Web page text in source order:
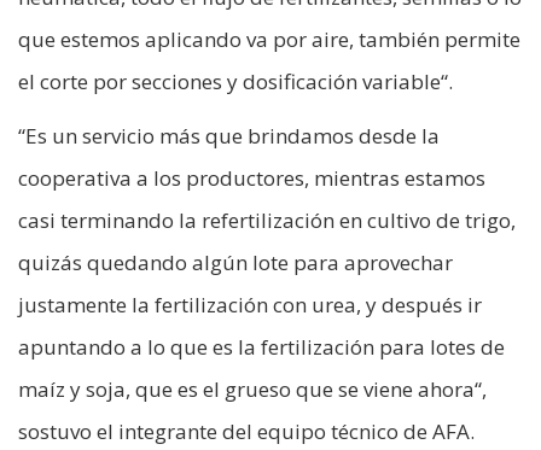
que estemos aplicando va por aire, también permite
el corte por secciones y dosificación variable“.
“Es un servicio más que brindamos desde la
cooperativa a los productores, mientras estamos
casi terminando la refertilización en cultivo de trigo,
quizás quedando algún lote para aprovechar
justamente la fertilización con urea, y después ir
apuntando a lo que es la fertilización para lotes de
maíz y soja, que es el grueso que se viene ahora“,
sostuvo el integrante del equipo técnico de AFA.